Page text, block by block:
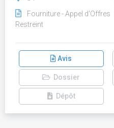
Fourniture - Appel d'Offres
Restreint
Avis
Dossier
Dépôt